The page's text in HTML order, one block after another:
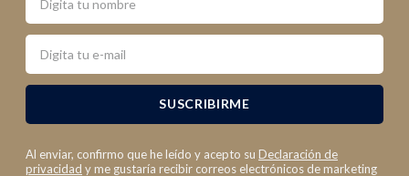
Email
SUSCRIBIRME
Al enviar, confirmo que he leído y acepto su Declaración de
privacidad y me gustaría recibir correos electrónicos de marketing